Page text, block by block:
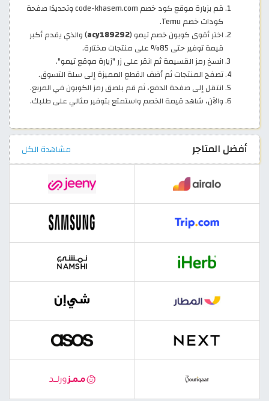
قم بزيارة موقع كود خصم code-khasem.com وتحديدًا صفحة
كودات خصم Temu.
اختر أقوى كوبون خصم تيمو (acy189292) والذي يقدم أكبر
قيمة توفير حتى 85% على منتجات مختارة.
انسخ رمز القسيمة ثم انقر على زر "زيارة موقع تيمو".
تصفح المنتجات ثم أضف القطع المميزة إلى سلة التسوق.
انتقل إلى صفحة الدفع، ثم قم بلصق رمز الكوبون في المربع.
والآن، شاهد قيمة الخصم واستمتع بتوفير مثالي على طلبك.
أفضل المتاجر مشاهدة الكل